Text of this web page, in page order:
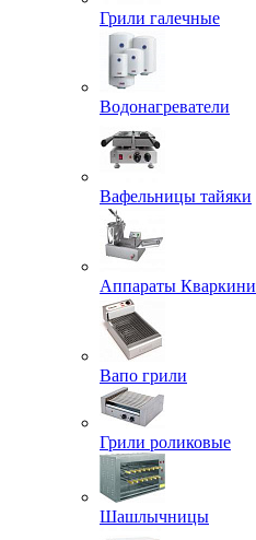
Грили галечные
Водонагреватели
Вафельницы тайяки
Аппараты Кваркини
Вапо грили
Грили роликовые
Шашлычницы